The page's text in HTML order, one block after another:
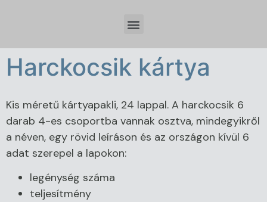
Harckocsik kártya
Kis méretű kártyapakli, 24 lappal. A harckocsik 6
darab 4-es csoportba vannak osztva, mindegyikről
a néven, egy rövid leíráson és az országon kívül 6
adat szerepel a lapokon:
legénység száma
teljesítmény